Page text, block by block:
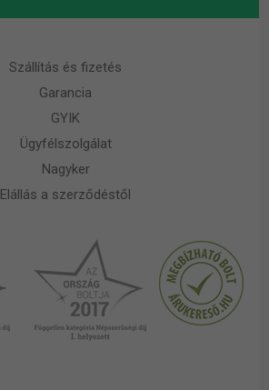
Szállítás és fizetés
Garancia
GYIK
Ügyfélszolgálat
Nagyker
Elállás a szerződéstől